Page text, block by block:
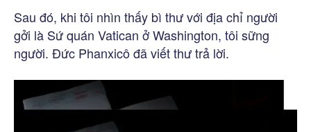
Sau đó, khi tôi nhìn thấy bì thư với địa chỉ người
gởi là Sứ quán Vatican ở Washington, tôi sững
người. Đức Phanxicô đã viết thư trả lời.